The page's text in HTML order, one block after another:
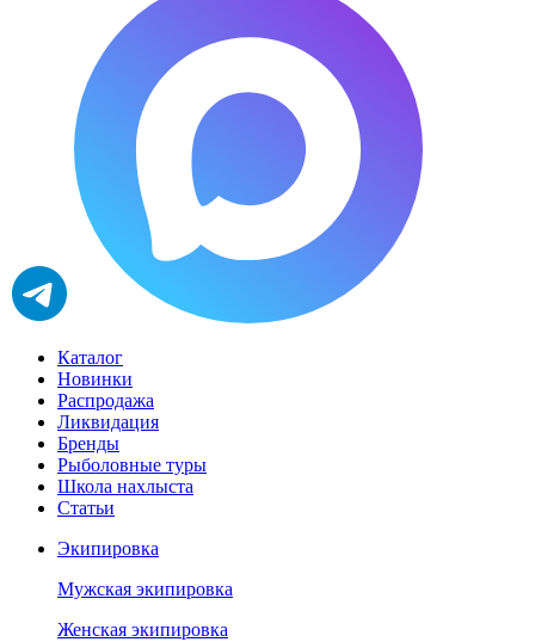
Каталог
Новинки
Распродажа
Ликвидация
Бренды
Рыболовные туры
Школа нахлыста
Статьи
Экипировка
Мужская экипировка
Женская экипировка